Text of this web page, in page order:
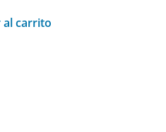
al carrito